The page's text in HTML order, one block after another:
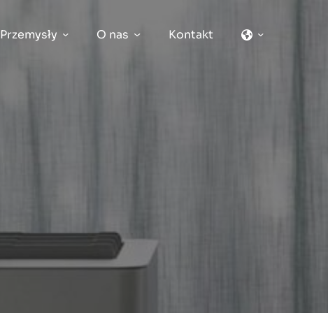
Przemysły O nas Kontakt